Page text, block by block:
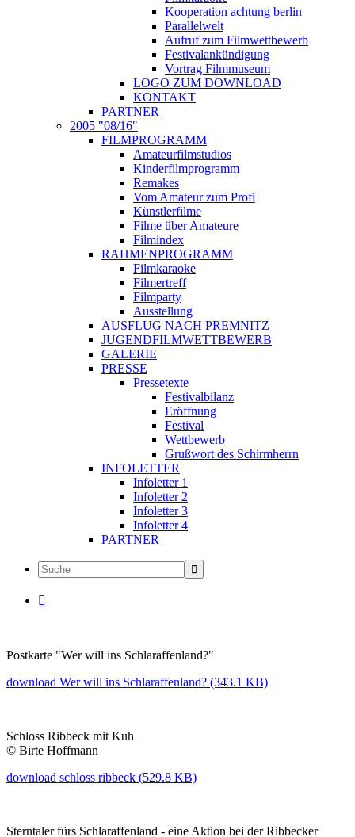
Kooperation achtung berlin
Parallelwelt
Aufruf zum Filmwettbewerb
Festivalankündigung
Vortrag Filmmuseum
LOGO ZUM DOWNLOAD
KONTAKT
PARTNER
2005 "08/16"
FILMPROGRAMM
Amateurfilmstudios
Kinderfilmprogramm
Remakes
Vom Amateur zum Profi
Künstlerfilme
Filme über Amateure
Filmindex
RAHMENPROGRAMM
Filmkaraoke
Filmertreff
Filmparty
Ausstellung
AUSFLUG NACH PREMNITZ
JUGENDFILMWETTBEWERB
GALERIE
PRESSE
Pressetexte
Festivalbilanz
Eröffnung
Festival
Wettbewerb
Grußwort des Schirmherrn
INFOLETTER
Infoletter 1
Infoletter 2
Infoletter 3
Infoletter 4
PARTNER

Postkarte "Wer will ins Schlaraffenland?"
download Wer will ins Schlaraffenland? (343.1 KB)
Schloss Ribbeck mit Kuh
© Birte Hoffmann
download schloss ribbeck (529.8 KB)
Sterntaler fürs Schlaraffenland - eine Aktion bei der Ribbecker